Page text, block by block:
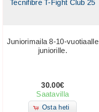
Tecnifibre T-Fight Club 25
Juniorimaila 8-10-vuotiaalle
juniorille.
30.00€
Saatavilla
Osta heti